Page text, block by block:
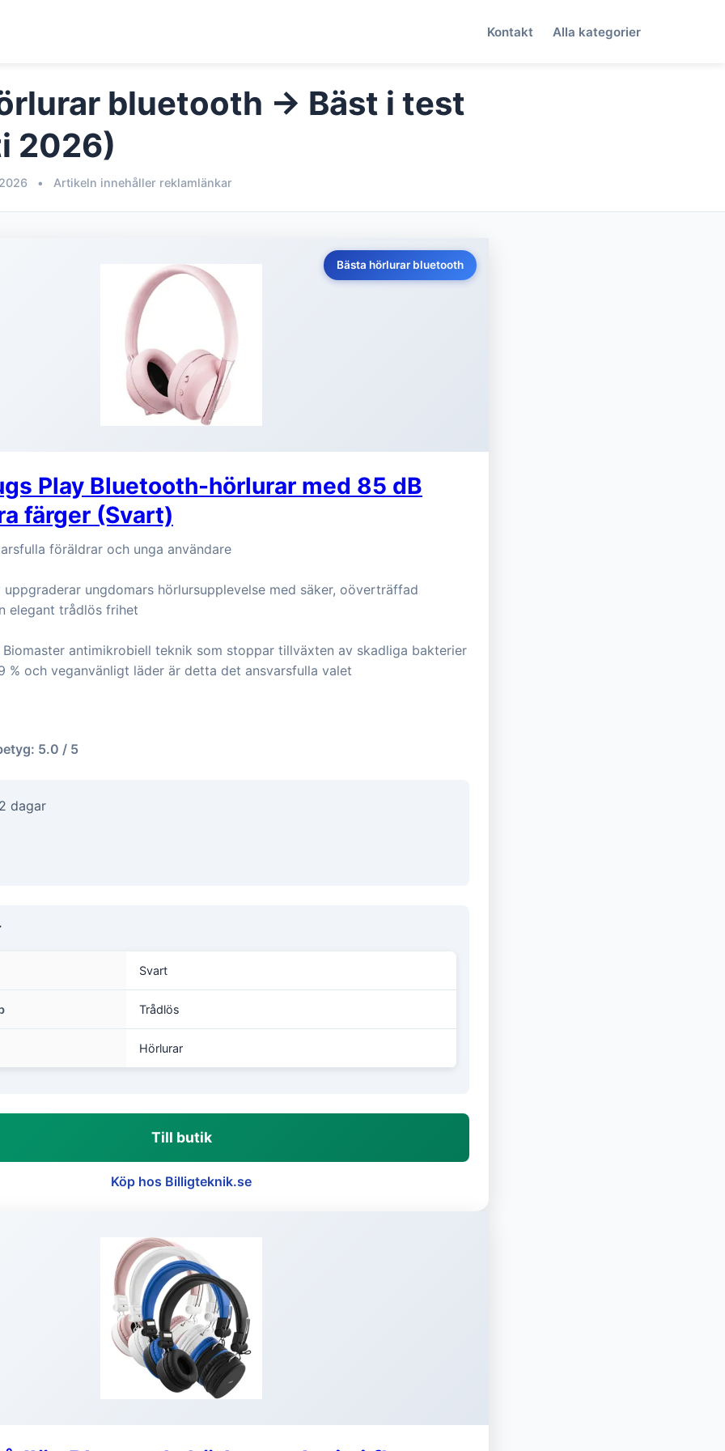
Kontakt Alla kategorier
bluetooth → Bäst i test
2026)
• Artikeln innehåller reklamlänkar
Bästa hörlurar bluetooth
Play Bluetooth-hörlurar med 85 dB
färger (Svart)
föräldrar och unga användare
uppgraderar ungdomars hörlursupplevelse med säker, oöverträffad
elegant trådlös frihet
Biomaster antimikrobiell teknik som stoppar tillväxten av skadliga bakterier
% och veganvänligt läder är detta det ansvarsfulla valet
5.0 / 5
dagar
Svart
Trådlös
Hörlurar
Till butik
Köp hos Billigteknik.se